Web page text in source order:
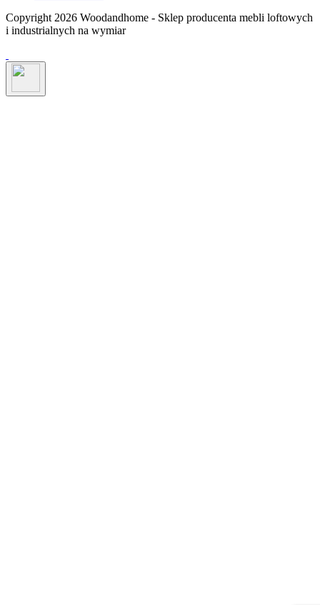
Copyright 2026 Woodandhome - Sklep producenta mebli loftowych
i industrialnych na wymiar